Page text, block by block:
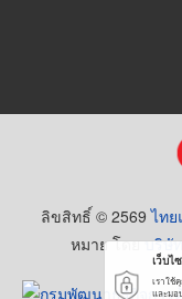
ลิขสิทธิ์ © 2569ไทย
หมาย โดยบริษั
เว็บไ
เราใช้
และมอ